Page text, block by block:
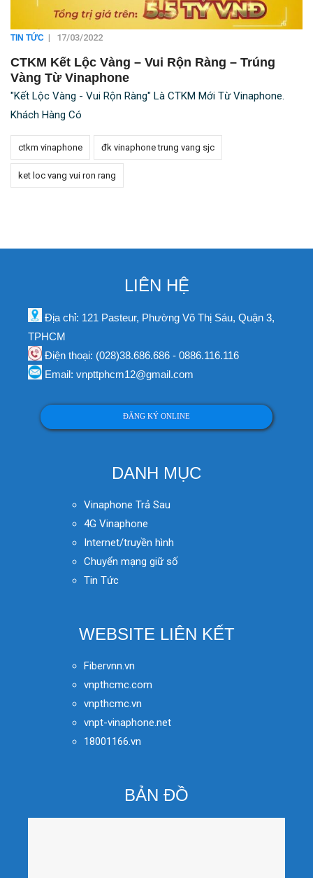
TIN TỨC | 17/03/2022
CTKM Kết Lộc Vàng – Vui Rộn Ràng – Trúng
Vàng Từ Vinaphone
"Kết Lộc Vàng - Vui Rộn Ràng" Là CTKM Mới Từ Vinaphone.
Khách Hàng Có
ctkm vinaphone đk vinaphone trung vang sjc
ket loc vang vui ron rang
LIÊN HỆ
Địa chỉ: 121 Pasteur, Phường Võ Thị Sáu, Quận 3,
TPHCM
Điện thoại: (028)38.686.686 - 0886.116.116
Email: vnpttphcm12@gmail.com
ĐĂNG KÝ ONLINE
DANH MỤC
Vinaphone Trả Sau
4G Vinaphone
Internet/truyền hình
Chuyển mạng giữ số
Tin Tức
WEBSITE LIÊN KẾT
Fibervnn.vn
vnpthcmc.com
vnpthcmc.vn
vnpt-vinaphone.net
18001166.vn
BẢN ĐỒ